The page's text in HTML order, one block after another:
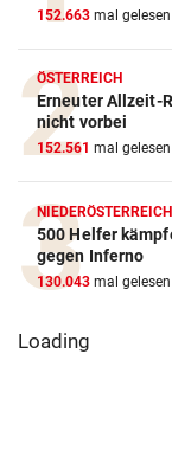
152.663 mal gelesen
ÖSTERREICH
Erneuter Allzeit-
nicht vorbei
152.561 mal gelesen
NIEDERÖSTERREICH
500 Helfer
gegen Inferno
130.043 mal gelesen
Loading